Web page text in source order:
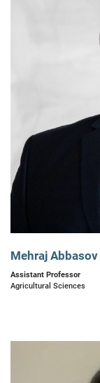
Mehraj Abbasov
Assistant Professor
Agricultural Sciences